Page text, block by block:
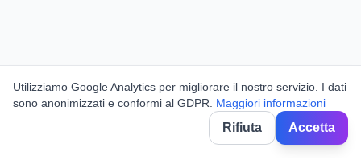
Utilizziamo Google Analytics per migliorare il nostro servizio. I dati
sono anonimizzati e conformi al GDPR.
Maggiori informazioni
Rifiuta Accetta